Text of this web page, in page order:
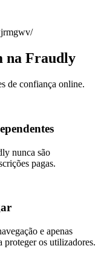
na Fraudly
de confiança online.
nunca são
pagas.
e apenas
proteger os utilizadores.